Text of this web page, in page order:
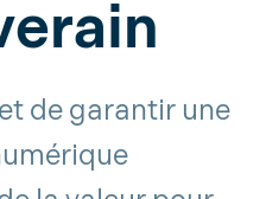
de garantir une